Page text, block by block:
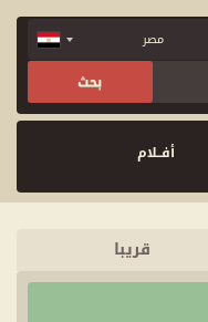
أفــلام
قريبا